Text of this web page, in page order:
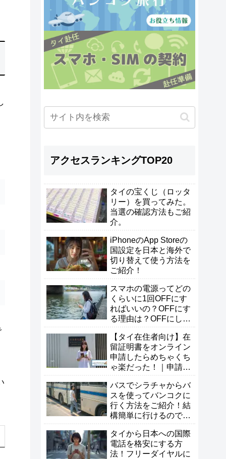
アクセスランキングTOP20
タイの宝くじ（ロッタ
リー）を買ってみた。
当選の確認方法もご紹
介。
iPhoneのApp Storeの
国設定を日本と海外で
切り替えて使う方法を
ご紹介！
スマホの電源ってどの
くらいに1回OFFにす
ればいいの？OFFにす
る理由は？OFFにしな
【タイ在住者向け】在
留証明書をオンライン
申請したらめちゃくち
ゃ楽だった！｜申請方
り方まとめ
バスでシラチャからバ
スを使ってバンコクに
行く方法をご紹介！結
構簡単に行けるので試
タイから日本への国際
電話を格安にする方
法！フリーダイヤルに